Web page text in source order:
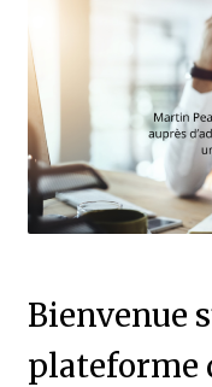
Bienvenue
plateforme